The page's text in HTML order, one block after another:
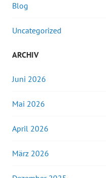
Blog
Uncategorized
ARCHIV
Juni 2026
Mai 2026
April 2026
März 2026